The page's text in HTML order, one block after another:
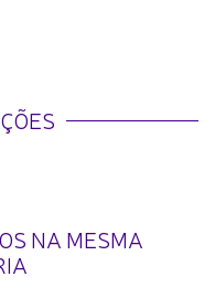
NA MESMA